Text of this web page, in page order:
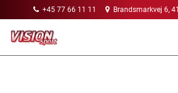
+45 77 66 11 11 Brandsmarkvej 6,